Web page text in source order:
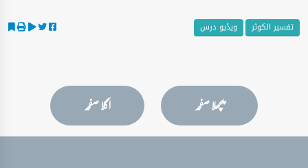
تفسیر الکوثر ویڈیو درس
پچھلا صفحہ اگلا صفحہ